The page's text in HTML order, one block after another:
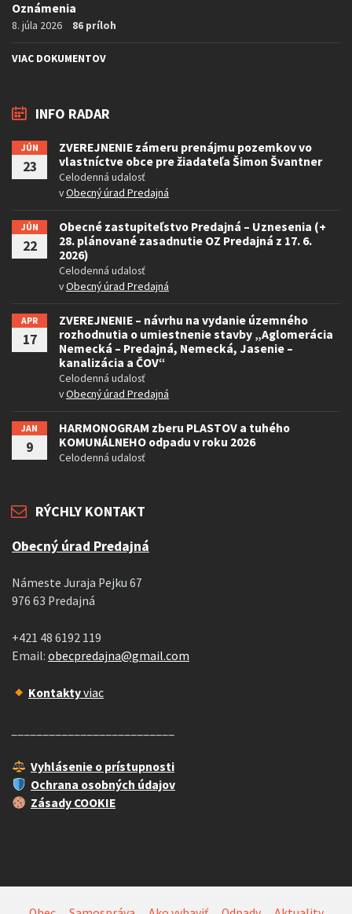
Oznámenia
8. júla 2026 86 príloh
VIAC DOKUMENTOV
INFO RADAR
JÚN
23
ZVEREJNENIE zámeru prenájmu pozemkov vo
vlastníctve obce pre žiadateľa Šimon Švantner
Celodenná udalosť
vObecný úrad Predajná
JÚN
22
Obecné zastupiteľstvo Predajná – Uznesenia (+
28. plánované zasadnutie OZ Predajná z 17. 6.
2026)
Celodenná udalosť
vObecný úrad Predajná
APR
17
ZVEREJNENIE – návrhu na vydanie územného
rozhodnutia o umiestnenie stavby „Aglomerácia
Nemecká – Predajná, Nemecká, Jasenie –
kanalizácia a ČOV“
Celodenná udalosť
vObecný úrad Predajná
JAN
9
HARMONOGRAM zberu PLASTOV a tuhého
KOMUNÁLNEHO odpadu v roku 2026
Celodenná udalosť
RÝCHLY KONTAKT
Obecný úrad Predajná
Námeste Juraja Pejku 67
976 63 Predajná
+421 48 6192 119
Email: obecpredajna@gmail.com
Kontaktyviac
Vyhlásenie o prístupnosti
Ochrana osobných údajov
Zásady COOKIE